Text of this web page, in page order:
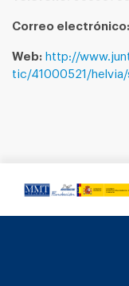
Correo electrónico:
Web: http://
tic/41000521/